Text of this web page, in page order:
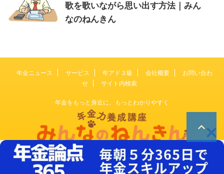
歌を歌いながら思い出す方法｜みん
なのねんきん
年金ニュース サービス 年アド３級 会社概要
お問い合わ
せ
サイト内検索
年金をもっと身近に、もっとわかりやすく
© 2026 みんなのねんきん